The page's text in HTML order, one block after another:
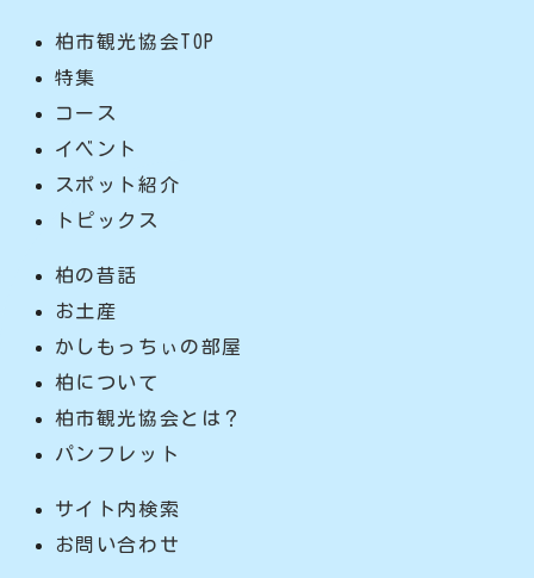
柏市観光協会TOP
特集
コース
イベント
スポット紹介
トピックス
柏の昔話
お土産
かしもっちぃの部屋
柏について
柏市観光協会とは？
パンフレット
サイト内検索
お問い合わせ